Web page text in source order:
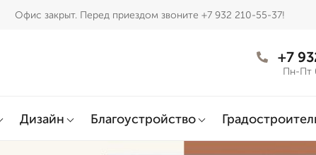
Офис закрыт. Перед приездом звоните +7 932 210-55-37!
+7
Пн-Пт
Дизайн Благоустройство